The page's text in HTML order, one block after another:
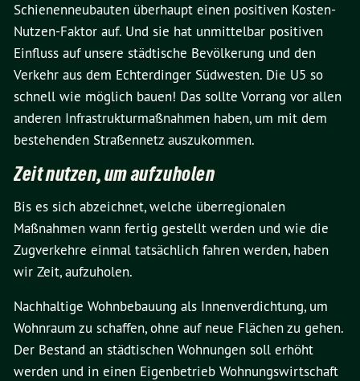
Schienenneubauten überhaupt einen positiven Kosten-
Nutzen-Faktor auf. Und sie hat unmittelbar positiven
Einfluss auf unsere städtische Bevölkerung und den
Verkehr aus dem Echterdinger Südwesten. Die U5 so
schnell wie möglich bauen! Das sollte Vorrang vor allen
anderen Infrastrukturmaßnahmen haben, um mit dem
bestehenden Straßennetz auszukommen.
Zeit nutzen, um aufzuholen
Bis es sich abzeichnet, welche überregionalen
Maßnahmen wann fertig gestellt werden und wie die
Zugverkehre einmal tatsächlich fahren werden, haben
wir Zeit, aufzuholen.
Nachhaltige Wohnbebauung als Innenverdichtung, um
Wohnraum zu schaffen, ohne auf neue Flächen zu gehen.
Der Bestand an städtischen Wohnungen soll erhöht
werden und in einen Eigenbetrieb Wohnungswirtschaft